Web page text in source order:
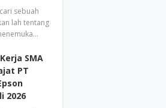
sebuah
lah tentang
SMA
PT
2026